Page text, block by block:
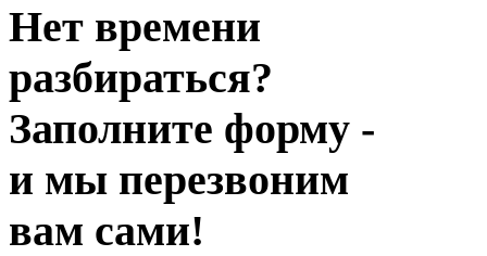
Нет времени
разбираться?
Заполните форму -
и мы перезвоним
вам сами!